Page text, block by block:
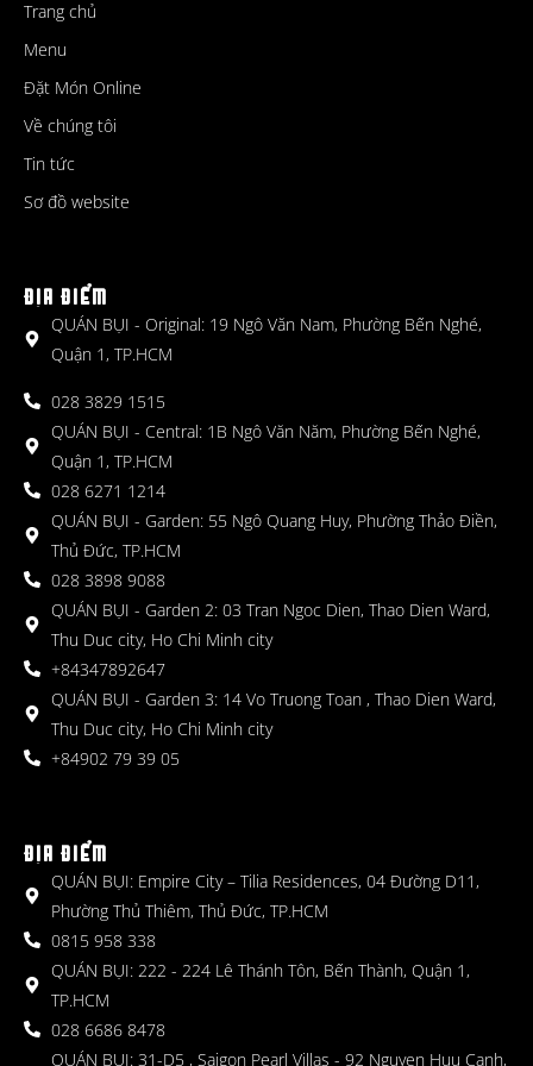
Trang chủ
Menu
Đặt Món Online
Về chúng tôi
Tin tức
Sơ đồ website
ĐỊA ĐIỂM
QUÁN BỤI - Original: 19 Ngô Văn Nam, Phường Bến Nghé,
Quận 1, TP.HCM
028 3829 1515
QUÁN BỤI - Central: 1B Ngô Văn Năm, Phường Bến Nghé,
Quận 1, TP.HCM
028 6271 1214
QUÁN BỤI - Garden: 55 Ngô Quang Huy, Phường Thảo Điền,
Thủ Đức, TP.HCM
028 3898 9088
QUÁN BỤI - Garden 2: 03 Tran Ngoc Dien, Thao Dien Ward,
Thu Duc city, Ho Chi Minh city
+84347892647
QUÁN BỤI - Garden 3: 14 Vo Truong Toan , Thao Dien Ward,
Thu Duc city, Ho Chi Minh city
+84902 79 39 05
ĐỊA ĐIỂM
QUÁN BỤI: Empire City – Tilia Residences, 04 Đường D11,
Phường Thủ Thiêm, Thủ Đức, TP.HCM
0815 958 338
QUÁN BỤI: 222 - 224 Lê Thánh Tôn, Bến Thành, Quận 1,
TP.HCM
028 6686 8478
QUÁN BỤI: 31-D5 , Saigon Pearl Villas - 92 Nguyen Huu Canh,